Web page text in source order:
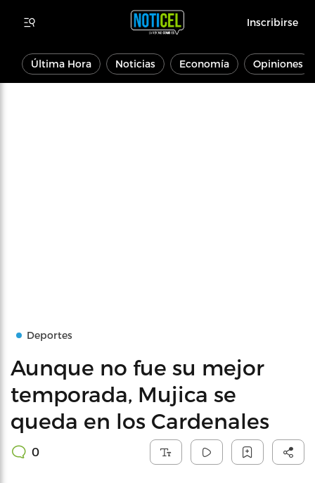
Inscribirse
Última Hora Noticias Economía Opiniones
Deportes
Aunque no fue su mejor
temporada, Mujica se
queda en los Cardenales
0